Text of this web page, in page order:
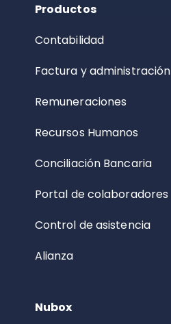
Productos
Contabilidad
Factura y administración
Remuneraciones
Recursos Humanos
Conciliación Bancaria
Portal de colaboradores
Control de asistencia
Alianza
Nubox